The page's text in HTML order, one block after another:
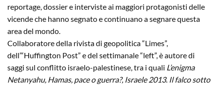
reportage, dossier e interviste ai maggiori protagonisti delle
vicende che hanno segnato e continuano a segnare questa
area del mondo.
Collaboratore della rivista di geopolitica “Limes”,
dell’“Huffington Post” e del settimanale “left”, è autore di
saggi sul conflitto israelo-palestinese, tra i quali L’enigma
Netanyahu, Hamas, pace o guerra?, Israele 2013. Il falco sotto